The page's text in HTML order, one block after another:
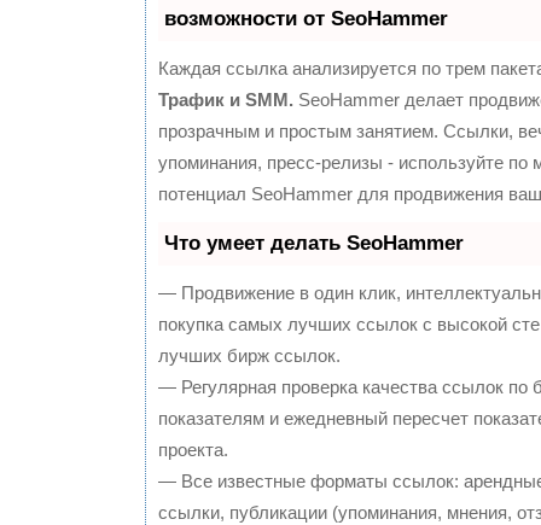
возможности от SeoHammer
Каждая ссылка анализируется по трем
Трафик и SMM. SeoHammer делает
прозрачным и простым занятием. Ссылки,
упоминания, пресс-релизы - используйте по
потенциал SeoHammer для продвижения
Что умеет делать SeoHammer
— Продвижение в один клик,
покупка самых лучших ссылок с высокой
лучших бирж ссылок.
— Регулярная проверка качества ссылок по
показателям и ежедневный пересчет
проекта.
— Все известные форматы ссылок:
ссылки, публикации (упоминания, мнения,